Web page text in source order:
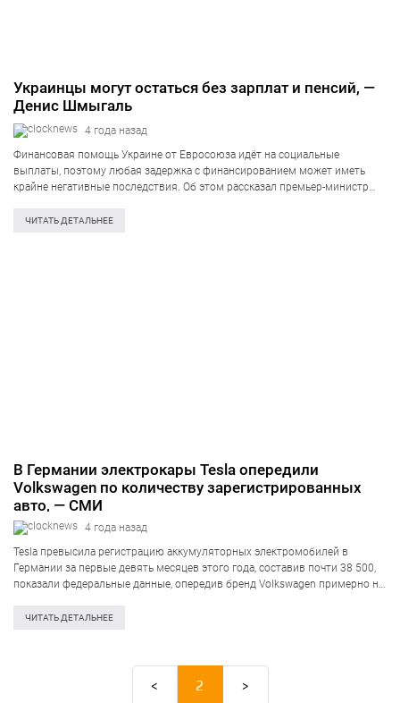
Украинцы могут остаться без зарплат и пенсий, —
Денис Шмыгаль
4 года назад
Финансовая помощь Украине от Евросоюза идёт на социальные
выплаты, поэтому любая задержка с финансированием может иметь
крайне негативные последствия. Об этом рассказал премьер-министр
«Нам это нужно для того, чтобы наша финансовая система выжила….
ЧИТАТЬ ДЕТАЛЬНЕЕ
В Германии электрокары Tesla опередили
Volkswagen по количеству зарегистрированных
авто, — СМИ
4 года назад
Tesla превысила регистрацию аккумуляторных электромобилей в
Германии за первые девять месяцев этого года, составив почти 38 500,
показали федеральные данные, опередив бренд Volkswagen примерно на
источники. Количество зарегистрированных аккумуляторных
ЧИТАТЬ ДЕТАЛЬНЕЕ
< 2 >